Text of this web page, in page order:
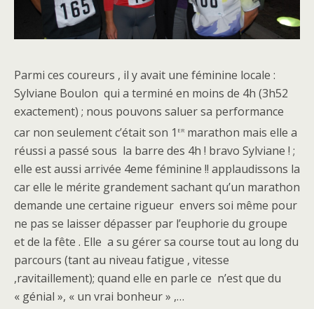
Parmi ces coureurs , il y avait une féminine locale :
Sylviane Boulon qui a terminé en moins de 4h (3h52
exactement) ; nous pouvons saluer sa performance
car non seulement c’était son 1 er marathon mais elle a
réussi a passé sous la barre des 4h ! bravo Sylviane ! ;
elle est aussi arrivée 4eme féminine !! applaudissons la
car elle le mérite grandement sachant qu’un marathon
demande une certaine rigueur envers soi même pour
ne pas se laisser dépasser par l’euphorie du groupe
et de la fête . Elle a su gérer sa course tout au long du
parcours (tant au niveau fatigue , vitesse
,ravitaillement); quand elle en parle ce n’est que du
« génial », « un vrai bonheur » ,…